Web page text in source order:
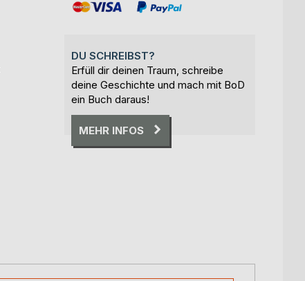
DU SCHREIBST?
Erfüll dir deinen Traum, schreibe
deine Geschichte und mach mit BoD
ein Buch daraus!
MEHR INFOS